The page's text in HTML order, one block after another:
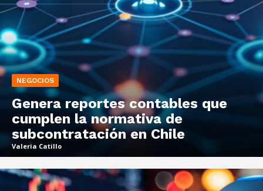
NEGOCIOS
Genera reportes contables que
cumplen la normativa de
subcontratación en Chile
Valeria Catillo